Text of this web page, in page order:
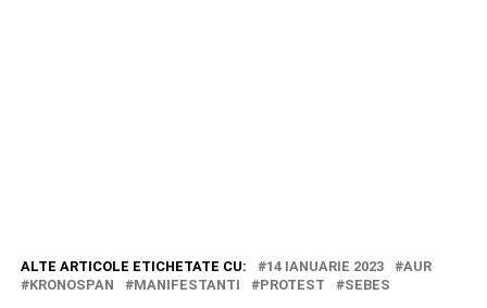
ALTE ARTICOLE ETICHETATE CU: 14 IANUARIE 2023
AUR
KRONOSPAN
MANIFESTANTI PROTEST SEBES